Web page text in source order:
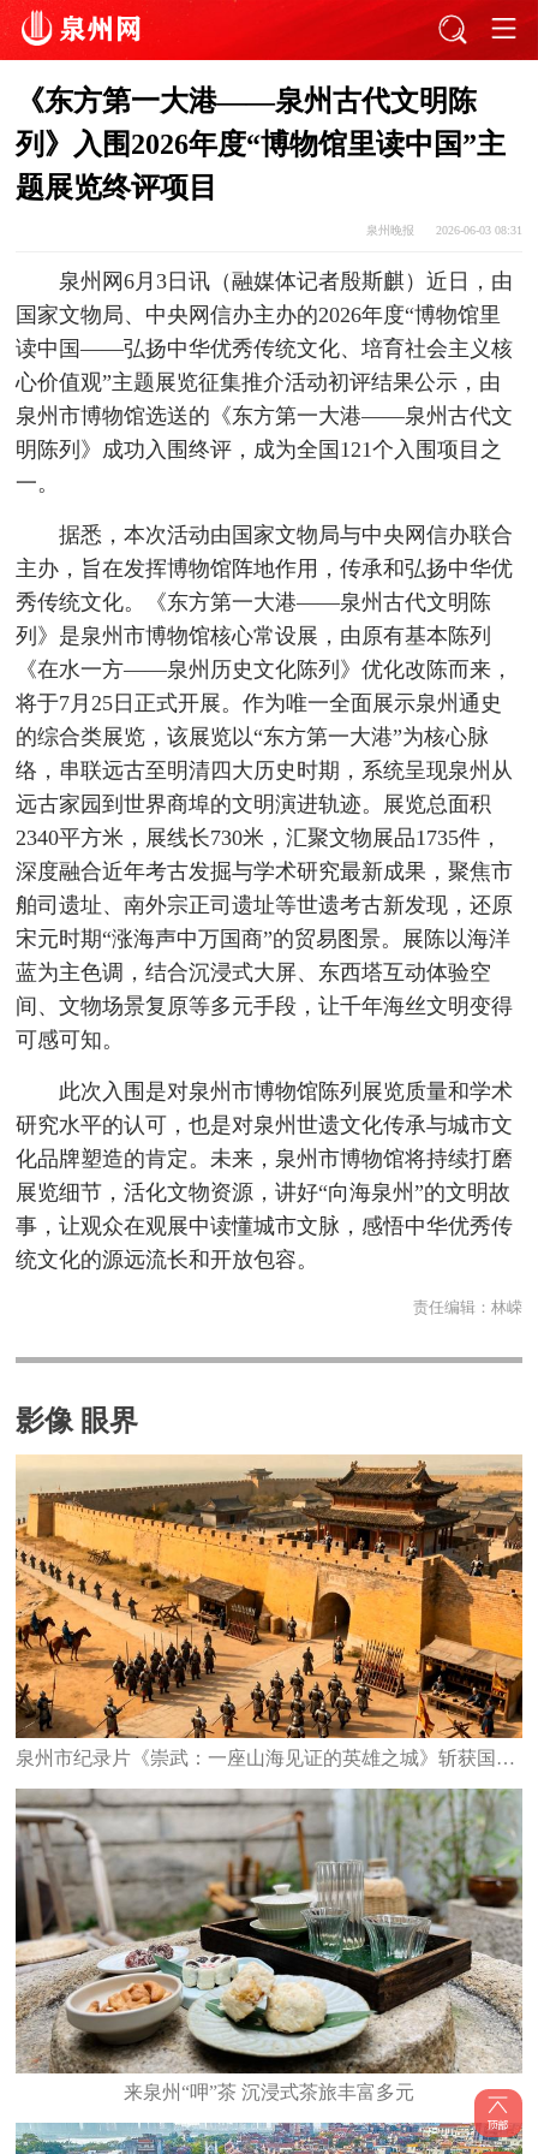
《东方第一大港——泉州古代文明陈
列》入围2026年度“博物馆里读中国”主
题展览终评项目
泉州晚报 2026-06-03 08:31
泉州网6月3日讯（融媒体记者殷斯麒）近日，由
国家文物局、中央网信办主办的2026年度“博物馆里
读中国——弘扬中华优秀传统文化、培育社会主义核
心价值观”主题展览征集推介活动初评结果公示，由
泉州市博物馆选送的《东方第一大港——泉州古代文
明陈列》成功入围终评，成为全国121个入围项目之
一。
据悉，本次活动由国家文物局与中央网信办联合
主办，旨在发挥博物馆阵地作用，传承和弘扬中华优
秀传统文化。《东方第一大港——泉州古代文明陈
列》是泉州市博物馆核心常设展，由原有基本陈列
《在水一方——泉州历史文化陈列》优化改陈而来，
将于7月25日正式开展。作为唯一全面展示泉州通史
的综合类展览，该展览以“东方第一大港”为核心脉
络，串联远古至明清四大历史时期，系统呈现泉州从
远古家园到世界商埠的文明演进轨迹。展览总面积
2340平方米，展线长730米，汇聚文物展品1735件，
深度融合近年考古发掘与学术研究最新成果，聚焦市
舶司遗址、南外宗正司遗址等世遗考古新发现，还原
宋元时期“涨海声中万国商”的贸易图景。展陈以海洋
蓝为主色调，结合沉浸式大屏、东西塔互动体验空
间、文物场景复原等多元手段，让千年海丝文明变得
可感可知。
此次入围是对泉州市博物馆陈列展览质量和学术
研究水平的认可，也是对泉州世遗文化传承与城市文
化品牌塑造的肯定。未来，泉州市博物馆将持续打磨
展览细节，活化文物资源，讲好“向海泉州”的文明故
事，让观众在观展中读懂城市文脉，感悟中华优秀传
统文化的源远流长和开放包容。
责任编辑： 林嵘
影像 眼界
泉州市纪录片《崇武：一座山海见证的英雄之城》斩获国家级大奖
来泉州“呷”茶 沉浸式茶旅丰富多元